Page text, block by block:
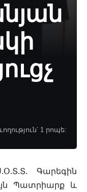
1 րոպե:
Գարեգին
Պատրիարք և